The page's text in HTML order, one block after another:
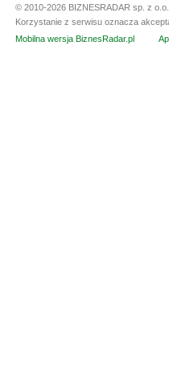
© 2010-2026 BIZNESRADAR sp. z
Korzystanie z serwisu oznacza
Mobilna wersja BiznesRadar.pl